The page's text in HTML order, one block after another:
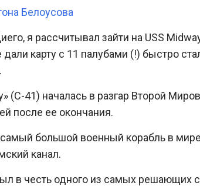
Белоусова
я рассчитывал зайти на USS
дали карту с 11 палубами (!) быстро
(C-41) началась в разгар Второй
после ее окончания.
большой военный корабль в
канал.
в честь одного из самых решающих